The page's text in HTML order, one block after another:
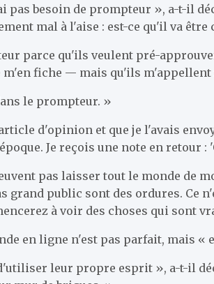
pas besoin de prompteur », a-t-il
mal à l'aise : est-ce qu'il va être
parce qu'ils veulent pré-
m'en fiche — mais qu'ils m'appellent
le prompteur. »
d'opinion et que je l'avais
Je reçois une note en retour
pas laisser tout le monde de
public sont des ordures. Ce
à voir des choses qui sont
en ligne n'est pas parfait, mais
leur propre esprit », a-t-il